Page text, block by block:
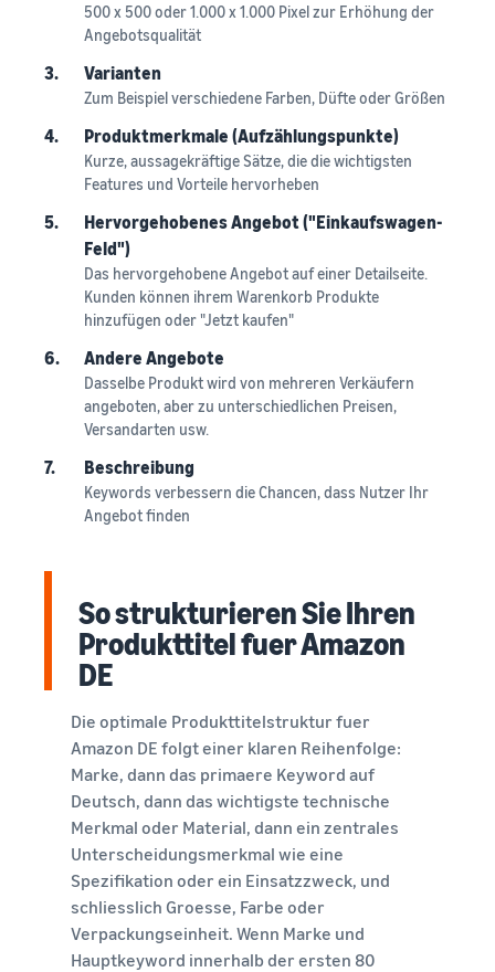
500 x 500 oder 1.000 x 1.000 Pixel zur Erhöhung der
Angebotsqualität
3. Varianten
Zum Beispiel verschiedene Farben, Düfte oder Größen
4. Produktmerkmale (Aufzählungspunkte)
Kurze, aussagekräftige Sätze, die die wichtigsten
Features und Vorteile hervorheben
5.
Hervorgehobenes Angebot ("Einkaufswagen-
Feld")
Das hervorgehobene Angebot auf einer Detailseite.
Kunden können ihrem Warenkorb Produkte
hinzufügen oder "Jetzt kaufen"
6. Andere Angebote
Dasselbe Produkt wird von mehreren Verkäufern
angeboten, aber zu unterschiedlichen Preisen,
Versandarten usw.
7. Beschreibung
Keywords verbessern die Chancen, dass Nutzer Ihr
Angebot finden
So strukturieren Sie Ihren
Produkttitel fuer Amazon
DE
Die optimale Produkttitelstruktur fuer
Amazon DE folgt einer klaren Reihenfolge:
Marke, dann das primaere Keyword auf
Deutsch, dann das wichtigste technische
Merkmal oder Material, dann ein zentrales
Unterscheidungsmerkmal wie eine
Spezifikation oder ein Einsatzzweck, und
schliesslich Groesse, Farbe oder
Verpackungseinheit. Wenn Marke und
Hauptkeyword innerhalb der ersten 80